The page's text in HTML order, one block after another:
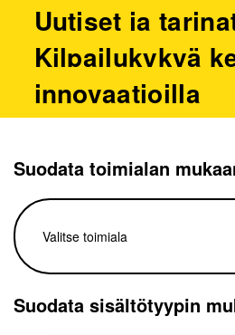
Uutiset ja
Kilpailukykyä
innovaatioilla
Suodata toimialan
Suodata sisältötyypin